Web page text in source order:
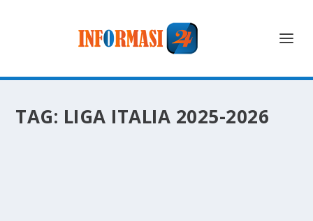
TAG: LIGA ITALIA 2025-2026